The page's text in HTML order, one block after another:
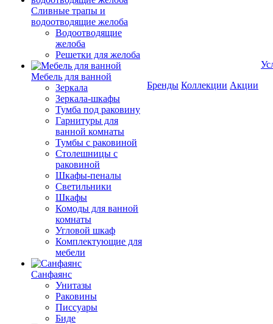
Cливные трапы и
водоотводящие желоба
Водоотводящие
желоба
Решетки для желоба
Мебель для ванной
Зеркала
Зеркала-шкафы
Тумба под раковину
Гарнитуры для
ванной комнаты
Тумбы с раковиной
Столешницы с
раковиной
Шкафы-пеналы
Светильники
Шкафы
Комоды для ванной
комнаты
Угловой шкаф
Комплектующие для
мебели
Санфаянс
Унитазы
Раковины
Писсуары
Биде
Бренды Коллекции Акции